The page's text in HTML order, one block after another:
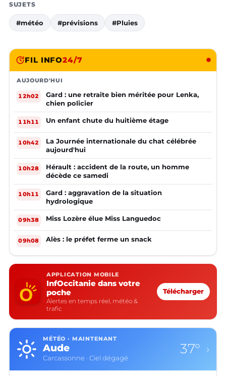
SUJETS
#météo #prévisions #Pluies
FIL INFO24/7
AUJOURD'HUI
12h02
Gard : une retraite bien méritée pour Lenka,
chien policier
11h11 Un enfant chute du huitième étage
10h42
La Journée internationale du chat célébrée
aujourd'hui
10h28
Hérault : accident de la route, un homme
décède ce samedi
10h11
Gard : aggravation de la situation
hydrologique
09h38 Miss Lozère élue Miss Languedoc
09h08 Alès : le préfet ferme un snack
APPLICATION MOBILE
InfOccitanie dans votre
poche
Alertes en temps réel, météo &
trafic
Télécharger
MÉTÉO · MAINTENANT
Aude
Carcassonne · Ciel dégagé
37° ›